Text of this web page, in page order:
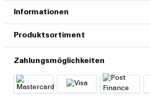
Informationen
Produktsortiment
Zahlungsmöglichkeiten